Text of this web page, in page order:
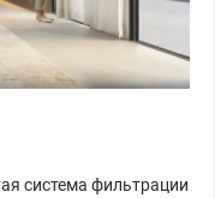
система фильтрации